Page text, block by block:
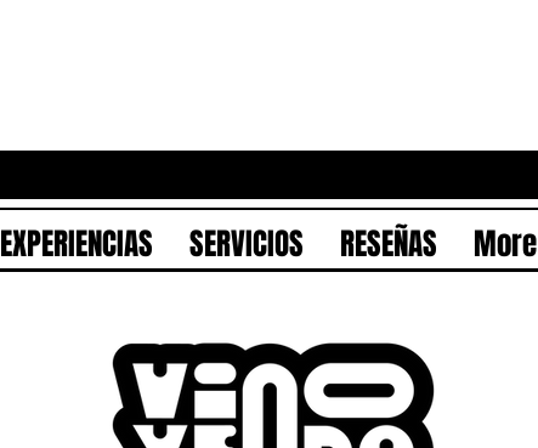
EXPERIENCIAS SERVICIOS RESEÑAS More